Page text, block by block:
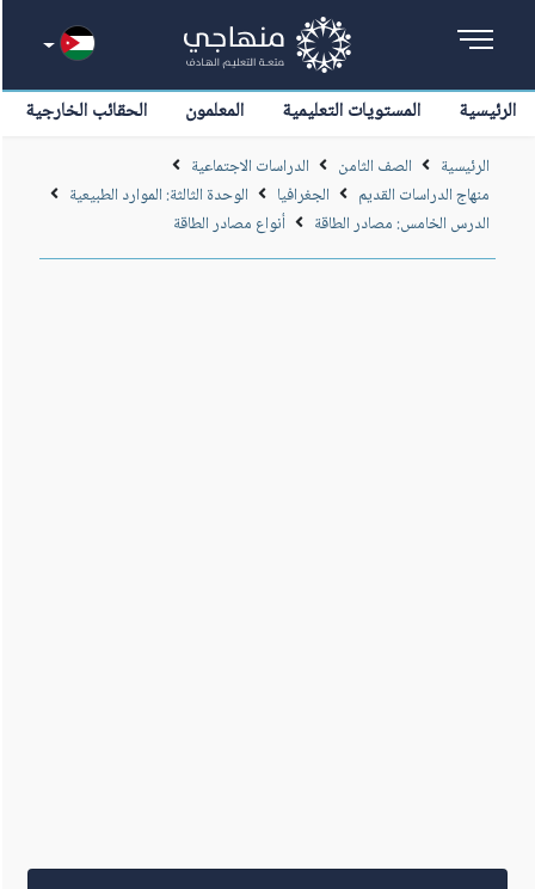
الرئيسية المستويات التعليمية المعلمون الحقائب الخارجية
الرئيسية الصف الثامن
الدراسات الاجتماعية
منهاج الدراسات القديم
الجغرافيا
الوحدة الثالثة: الموارد الطبيعية
الدرس الخامس: مصادر الطاقة
أنواع مصادر الطاقة